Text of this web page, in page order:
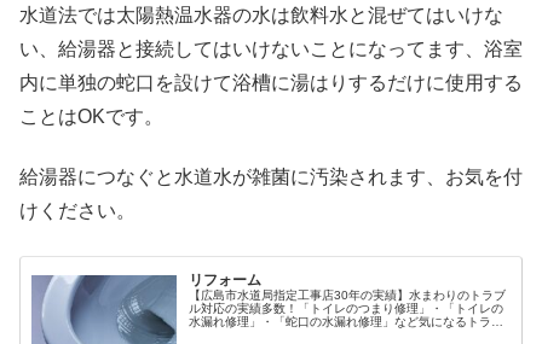
水道法では太陽熱温水器の水は飲料水と混ぜてはいけな
い、給湯器と接続してはいけないことになってます、浴室
内に単独の蛇口を設けて浴槽に湯はりするだけに使用する
ことはOKです。
給湯器につなぐと水道水が雑菌に汚染されます、お気を付
けください。
リフォーム
【広島市水道局指定工事店30年の実績】水まわりのトラブ
ル対応の実績多数！「トイレのつまり修理」・「トイレの
水漏れ修理」・「蛇口の水漏れ修理」など気になるトラブ